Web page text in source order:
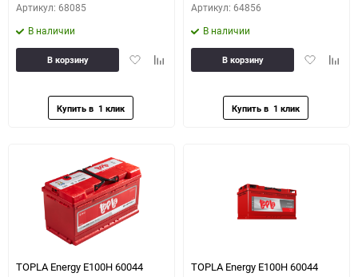
Артикул: 68085
В наличии
ДобавитьДобавить
В корзину
Артикул: 64856
В наличии
Добавить
В корзину
TOPLA Energy E100H 60044 TOPLA Energy E100H 60044